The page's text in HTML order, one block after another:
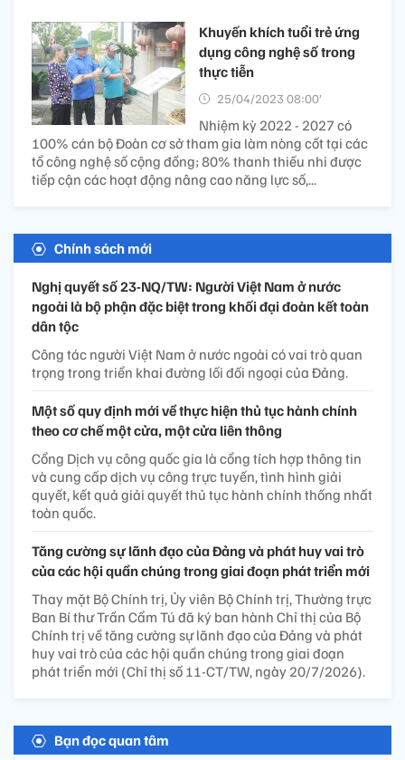
Khuyến khích tuổi trẻ ứng
dụng công nghệ số trong
thực tiễn
25/04/2023 08:00’
Nhiệm kỳ 2022 - 2027 có
100% cán bộ Đoàn cơ sở tham gia làm nòng cốt tại các
tổ công nghệ số cộng đồng; 80% thanh thiếu nhi được
tiếp cận các hoạt động nâng cao năng lực số,...
Chính sách mới
Nghị quyết số 23-NQ/TW: Người Việt Nam ở nước
ngoài là bộ phận đặc biệt trong khối đại đoàn kết toàn
dân tộc
Công tác người Việt Nam ở nước ngoài có vai trò quan
trọng trong triển khai đường lối đối ngoại của Đảng.
Một số quy định mới về thực hiện thủ tục hành chính
theo cơ chế một cửa, một cửa liên thông
Cổng Dịch vụ công quốc gia là cổng tích hợp thông tin
và cung cấp dịch vụ công trực tuyến, tình hình giải
quyết, kết quả giải quyết thủ tục hành chính thống nhất
toàn quốc.
Tăng cường sự lãnh đạo của Đảng và phát huy vai trò
của các hội quần chúng trong giai đoạn phát triển mới
Thay mặt Bộ Chính trị, Ủy viên Bộ Chính trị, Thường trực
Ban Bí thư Trần Cẩm Tú đã ký ban hành Chỉ thị của Bộ
Chính trị về tăng cường sự lãnh đạo của Đảng và phát
huy vai trò của các hội quần chúng trong giai đoạn
phát triển mới (Chỉ thị số 11-CT/TW, ngày 20/7/2026).
Bạn đọc quan tâm